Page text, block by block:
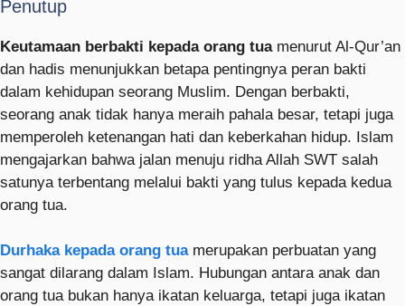
Penutup
Keutamaan berbakti kepada orang tuamenurut Al-Qur’an
dan hadis menunjukkan betapa pentingnya peran bakti
dalam kehidupan seorang Muslim. Dengan berbakti,
seorang anak tidak hanya meraih pahala besar, tetapi juga
memperoleh ketenangan hati dan keberkahan hidup. Islam
mengajarkan bahwa jalan menuju ridha Allah SWT salah
satunya terbentang melalui bakti yang tulus kepada kedua
orang tua.
Durhaka kepada orang tuamerupakan perbuatan yang
sangat dilarang dalam Islam. Hubungan antara anak dan
orang tua bukan hanya ikatan keluarga, tetapi juga ikatan